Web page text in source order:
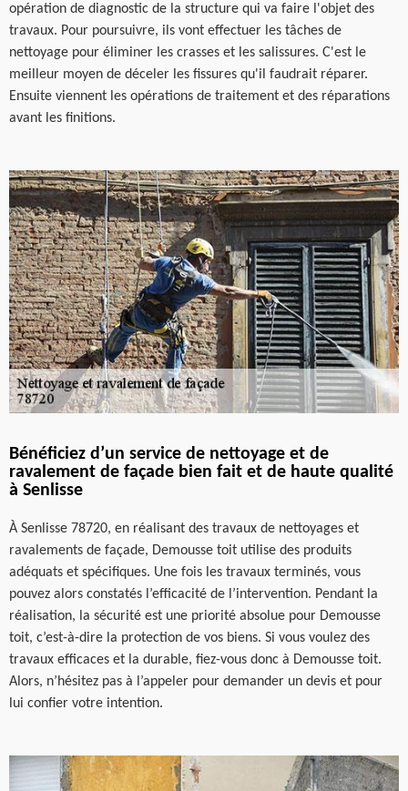
opération de diagnostic de la structure qui va faire l'objet des
travaux. Pour poursuivre, ils vont effectuer les tâches de
nettoyage pour éliminer les crasses et les salissures. C'est le
meilleur moyen de déceler les fissures qu'il faudrait réparer.
Ensuite viennent les opérations de traitement et des réparations
avant les finitions.
Bénéficiez d’un service de nettoyage et de
ravalement de façade bien fait et de haute qualité
à Senlisse
À Senlisse 78720, en réalisant des travaux de nettoyages et
ravalements de façade, Demousse toit utilise des produits
adéquats et spécifiques. Une fois les travaux terminés, vous
pouvez alors constatés l’efficacité de l’intervention. Pendant la
réalisation, la sécurité est une priorité absolue pour Demousse
toit, c’est-à-dire la protection de vos biens. Si vous voulez des
travaux efficaces et la durable, fiez-vous donc à Demousse toit.
Alors, n’hésitez pas à l’appeler pour demander un devis et pour
lui confier votre intention.